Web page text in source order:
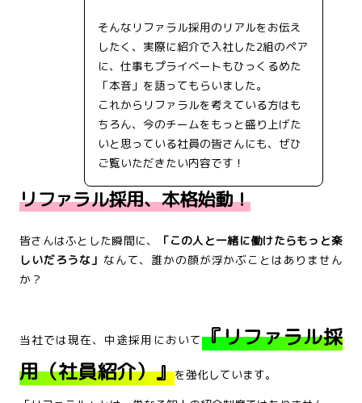
そんなリファラル採用のリアルをお伝え
したく、実際に紹介で入社した2組のペア
に、仕事もプライベートもひっくるめた
「本音」を語ってもらいました。
これからリファラルを考えている方はも
ちろん、今のチームをもっと盛り上げた
いと思っている社員の皆さんにも、ぜひ
ご覧いただきたい内容です！
リファラル採用、本格始動！
皆さんはふとした瞬間に、
「この人と一緒に働けたらもっと楽
しいだろうな」 なんて、誰かの顔が浮かぶことはありません
か？
当社では現在、中途採用において『リファラル採
用（社員紹介）』を強化しています。